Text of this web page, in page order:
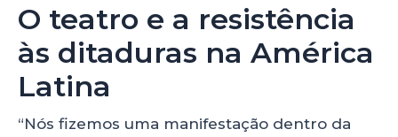
O teatro e a resistência
às ditaduras na América
Latina
“Nós fizemos uma manifestação dentro da